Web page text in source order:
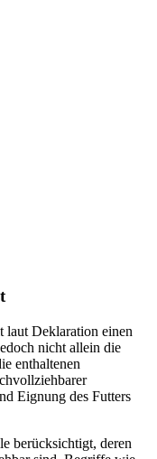
laut Deklaration einen
nicht allein die
enthaltenen
Eignung des Futters
berücksichtigt, deren